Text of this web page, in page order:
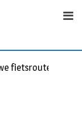
fietsroutes